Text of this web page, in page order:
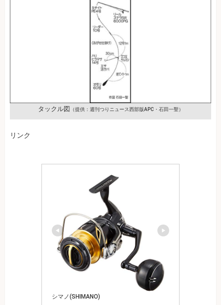
タックル図 （提供：週刊つりニュース西部版APC・石田一聖）
リンク
シマノ(SHIMANO)